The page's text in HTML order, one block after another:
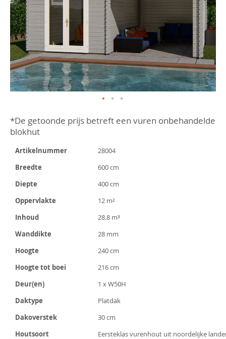
naar
het
begin
de
gallerij
*De getoonde prijs betreft een vuren onbehandelde
blokhut
Artikelnummer
28004
Breedte
600 cm
Diepte
400 cm
Oppervlakte
12 m²
Inhoud
28.8 m³
Wanddikte
28 mm
Hoogte
240 cm
Hoogte tot boei
216 cm
Deur(en)
1 x W50H
Daktype
Platdak
Dakoverstek
30 cm
Houtsoort
Eersteklas vurenhout uit noordelijke